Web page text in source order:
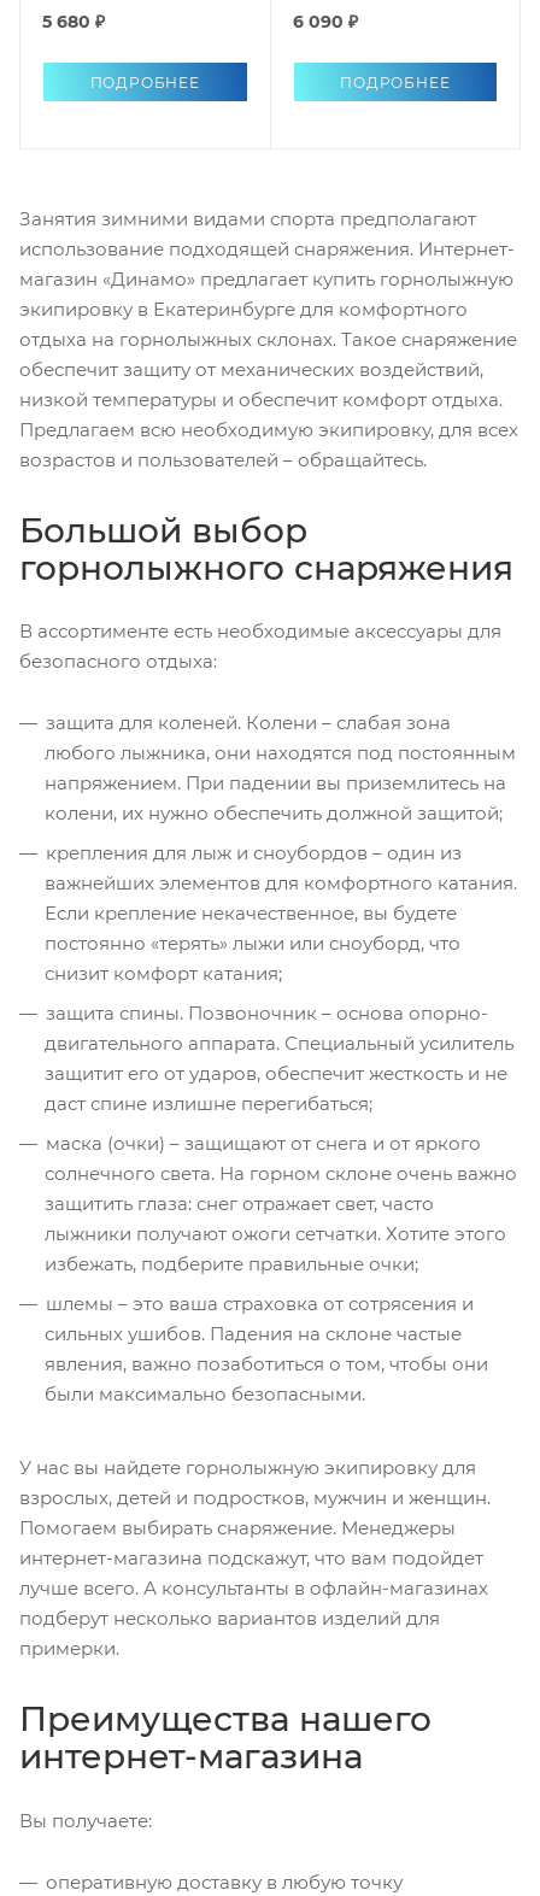
5 680 ₽
ПОДРОБНЕЕ
6 090 ₽
ПОДРОБНЕЕ
Занятия зимними видами спорта предполагают
использование подходящей снаряжения. Интернет-
магазин «Динамо» предлагает купить горнолыжную
экипировку в Екатеринбурге для комфортного
отдыха на горнолыжных склонах. Такое снаряжение
обеспечит защиту от механических воздействий,
низкой температуры и обеспечит комфорт отдыха.
Предлагаем всю необходимую экипировку, для всех
возрастов и пользователей – обращайтесь.
Большой выбор
горнолыжного снаряжения
В ассортименте есть необходимые аксессуары для
безопасного отдыха:
защита для коленей. Колени – слабая зона
любого лыжника, они находятся под постоянным
напряжением. При падении вы приземлитесь на
колени, их нужно обеспечить должной защитой;
крепления для лыж и сноубордов – один из
важнейших элементов для комфортного катания.
Если крепление некачественное, вы будете
постоянно «терять» лыжи или сноуборд, что
снизит комфорт катания;
защита спины. Позвоночник – основа опорно-
двигательного аппарата. Специальный усилитель
защитит его от ударов, обеспечит жесткость и не
даст спине излишне перегибаться;
маска (очки) – защищают от снега и от яркого
солнечного света. На горном склоне очень важно
защитить глаза: снег отражает свет, часто
лыжники получают ожоги сетчатки. Хотите этого
избежать, подберите правильные очки;
шлемы – это ваша страховка от сотрясения и
сильных ушибов. Падения на склоне частые
явления, важно позаботиться о том, чтобы они
были максимально безопасными.
У нас вы найдете горнолыжную экипировку для
взрослых, детей и подростков, мужчин и женщин.
Помогаем выбирать снаряжение. Менеджеры
интернет-магазина подскажут, что вам подойдет
лучше всего. А консультанты в офлайн-магазинах
подберут несколько вариантов изделий для
примерки.
Преимущества нашего
интернет-магазина
Вы получаете:
оперативную доставку в любую точку